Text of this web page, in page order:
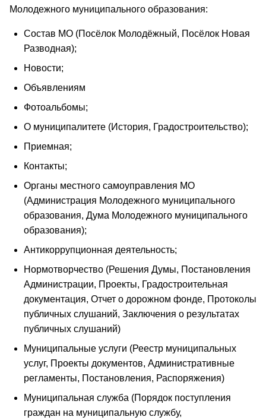
Молодежного муниципального образования:
Состав МО (Посёлок Молодёжный, Посёлок Новая
Разводная);
Новости;
Объявлениям
Фотоальбомы;
О муниципалитете (История, Градостроительство);
Приемная;
Контакты;
Органы местного самоуправления МО
(Администрация Молодежного муниципального
образования, Дума Молодежного муниципального
образования);
Антикоррупционная деятельность;
Нормотворчество (Решения Думы, Постановления
Администрации, Проекты, Градостроительная
документация, Отчет о дорожном фонде, Протоколы
публичных слушаний, Заключения о результатах
публичных слушаний)
Муниципальные услуги (Реестр муниципальных
услуг, Проекты документов, Административные
регламенты, Постановления, Распоряжения)
Муниципальная служба (Порядок поступления
граждан на муниципальную службу,